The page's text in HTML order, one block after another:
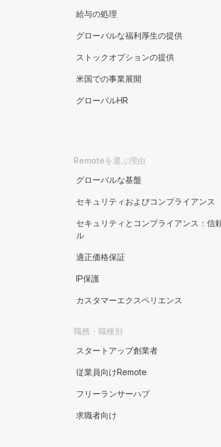
給与の処理
グローバルな福利厚生の提供
ストックオプションの提供
米国での事業展開
グローバルHR
Remoteを選ぶ理由
グローバルな基盤
セキュリティおよびコンプライアンス
セキュリティとコンプライアンス：信
ル
適正価格保証
IP保護
カスタマーエクスペリエンス
職務・職種別
スタートアップ創業者
従業員向けRemote
フリーランサーハブ
求職者向け